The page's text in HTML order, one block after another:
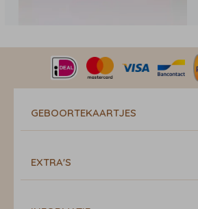
GEBOORTEKAARTJES
EXTRA'S